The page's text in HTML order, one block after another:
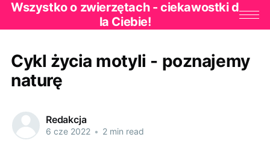
Wszystko o zwierzętach - ciekawostki d
la Ciebie!
Cykl życia motyli - poznajemy
naturę
Redakcja
6 cze 2022 • 2 min read